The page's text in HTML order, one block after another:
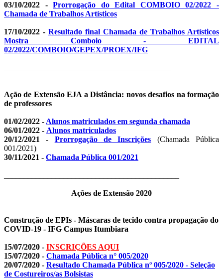
03/10/2022 -Prorrogação do Edital COMBOIO 02/2022 -
Chamada de Trabalhos Artísticos
17/10/2022 - Resultado final Chamada de Trabalhos Artísticos
Mostra Comboio - EDITAL
02/2022/COMBOIO/GEPEX/PROEX/IFG
Ação de Extensão EJA a Distância: novos desafios na formação
de professores
01/02/2022 - Alunos matriculados em segunda chamada
06/01/2022 - Alunos matriculados
20/12/2021 - Prorrogação de Inscrições (Chamada Pública
001/2021)
30/11/2021 - Chamada Pública 001/2021
Ações de Extensão 2020
Construção de EPIs - Máscaras de tecido contra propagação do
COVID-19 - IFG Campus Itumbiara
15/07/2020 - INSCRIÇÕES AQUI
15/07/2020 - Chamada Pública n° 005/2020
20/07/2020 - Resultado Chamada Pública nº 005/2020 - Seleção
de Costureiros/as Bolsistas